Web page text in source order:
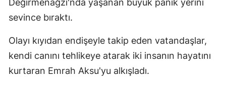
Değirmenağzı'nda yaşanan büyük panik yerini
sevince bıraktı.
Olayı kıyıdan endişeyle takip eden vatandaşlar,
kendi canını tehlikeye atarak iki insanın hayatını
kurtaran Emrah Aksu'yu alkışladı.